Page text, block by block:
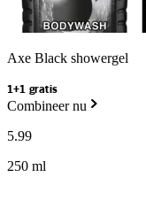
Axe Black showergel
1+1 gratis
Combineer nu
5.99
250 ml